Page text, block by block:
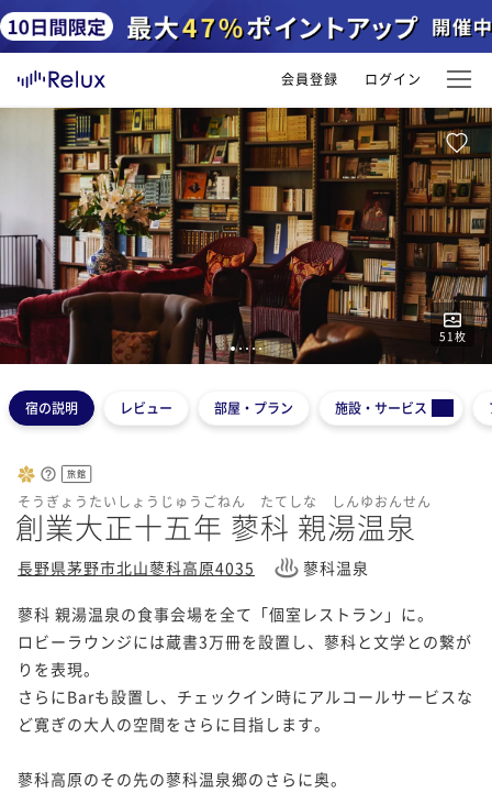
会員登録 ログイン
51 枚
12345
宿の説明 レビュー 部屋・プラン 施設・サービス
旅館
そうぎょうたいしょうじゅうごねん たてしな しんゆおんせん
創業大正十五年 蓼科 親湯温泉
長野県茅野市北山蓼科高原4035 蓼科温泉
蓼科 親湯温泉の食事会場を全て「個室レストラン」に。
ロビーラウンジには蔵書3万冊を設置し、蓼科と文学との繋が
りを表現。
さらにBarも設置し、チェックイン時にアルコールサービスな
ど寛ぎの大人の空間をさらに目指します。
蓼科高原のその先の蓼科温泉郷のさらに奥。